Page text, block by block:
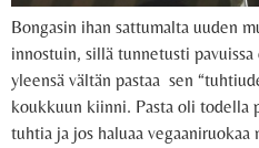
Bongasin ihan sattumalta uuden
innostuin, sillä tunnetusti
yleensä vältän pastaa sen
koukkuun kiinni. Pasta oli todella
tuhtia ja jos haluaa vegaaniruokaa